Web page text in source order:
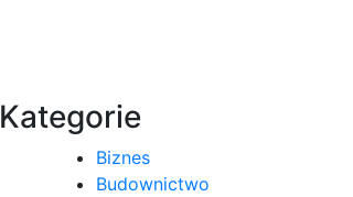
Kategorie
Biznes
Budownictwo